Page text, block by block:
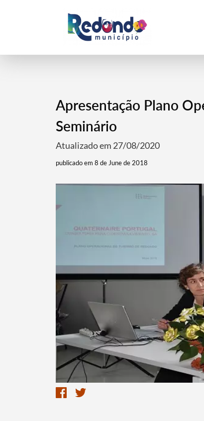
Apresentação Plano
Seminário
Atualizado em 27/08/2020
publicado em 8 de June de 2018